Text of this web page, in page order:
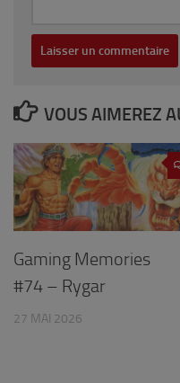
VOUS AIMEREZ
Gaming Memories
#74 – Rygar
27 MAI 2026